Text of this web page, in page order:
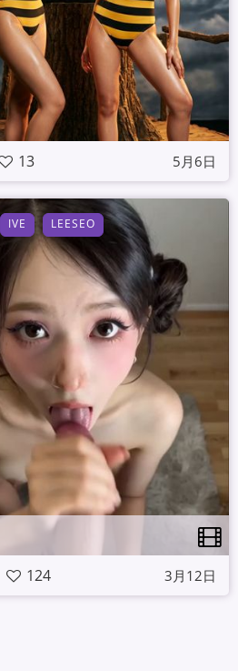
13 5月6日
IVE LEESEO
124 3月12日